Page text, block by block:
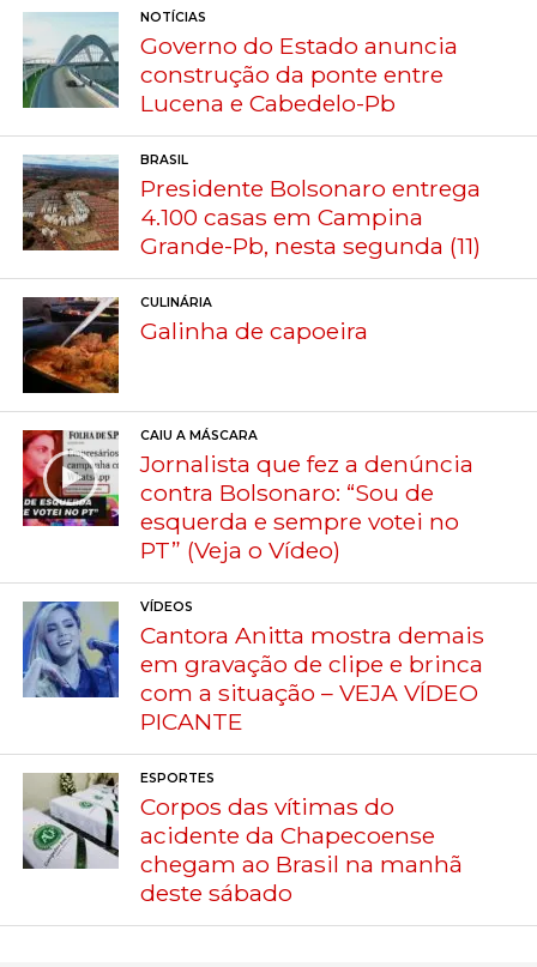
NOTÍCIAS
Governo do Estado anuncia
construção da ponte entre
Lucena e Cabedelo-Pb
BRASIL
Presidente Bolsonaro entrega
4.100 casas em Campina
Grande-Pb, nesta segunda (11)
CULINÁRIA
Galinha de capoeira
CAIU A MÁSCARA
Jornalista que fez a denúncia
contra Bolsonaro: “Sou de
esquerda e sempre votei no
PT” (Veja o Vídeo)
VÍDEOS
Cantora Anitta mostra demais
em gravação de clipe e brinca
com a situação – VEJA VÍDEO
PICANTE
ESPORTES
Corpos das vítimas do
acidente da Chapecoense
chegam ao Brasil na manhã
deste sábado